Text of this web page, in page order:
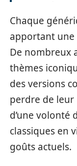
Chaque
apportant une
De nombreux
thèmes
des versions
perdre de leur
d’une volonté
classiques en
goûts actuels.